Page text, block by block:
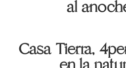
al
Casa Tierra,